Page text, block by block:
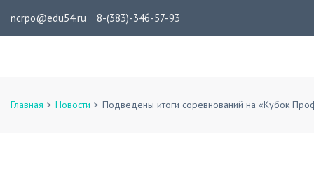
ncrpo@edu54.ru 8-(383)-346-57-93
Главная > Новости > Подведены итоги соревнований на «Кубок